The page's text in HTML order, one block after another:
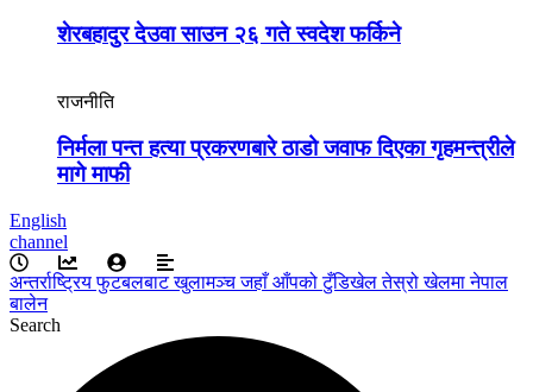
शेरबहादुर देउवा साउन २६ गते स्वदेश फर्किने
राजनीति
निर्मला पन्त हत्या प्रकरणबारे ठाडो जवाफ दिएका गृहमन्त्रीले
मागे माफी
English
channel
अन्तर्राष्ट्रिय फुटबलबाट खुलामञ्च जहाँ आँपको टुँडिखेल तेस्रो खेलमा नेपाल
बालेन
Search